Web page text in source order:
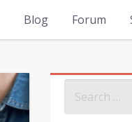
Blog Forum